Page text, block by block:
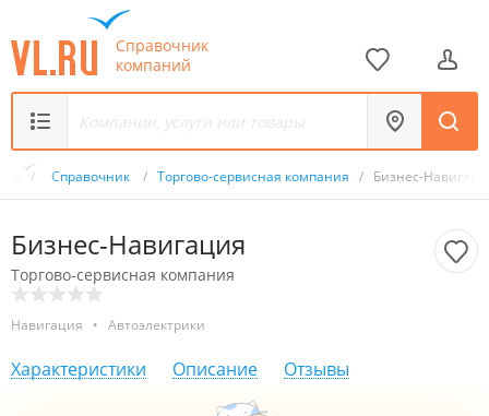
Справочник
компаний
/ Справочник / Торгово-сервисная компания / Бизнес-
Бизнес-Навигация
Торгово-сервисная компания
Навигация • Автоэлектрики
Характеристики Описание Отзывы